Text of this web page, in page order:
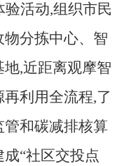
活动,组织市民
分拣中心、智
,近距离观摩智
利用全流程,了
和碳减排核算
成“社区交投点